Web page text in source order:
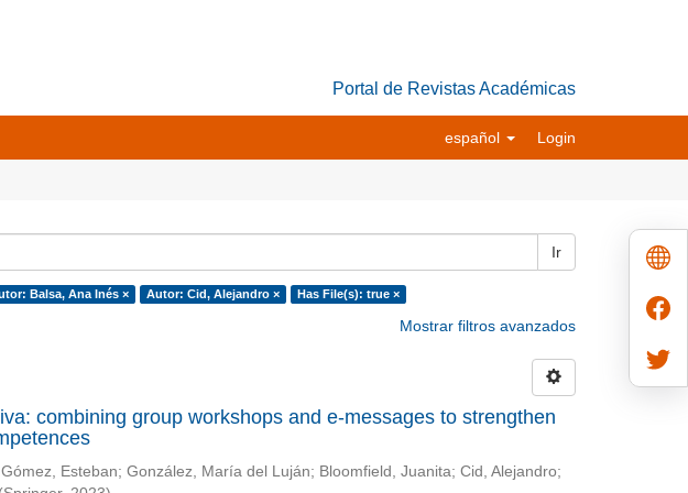
Portal de Revistas Académicas
español Login
Ir
Balsa, Ana Inés × Autor: Cid, Alejandro × Has File(s): true ×
Mostrar filtros avanzados
combining group workshops and e-messages to strengthen
Gómez, Esteban; González, María del Luján; Bloomfield, Juanita; Cid, Alejandro;